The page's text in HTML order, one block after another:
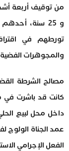
و 25 سنة،
تورطهم في
والمجوهرات
مصالح الشرطة
كانت قد باشرت في
داخل محل لبيع
عمد الجناة الولوج
الفعل الإجرامي